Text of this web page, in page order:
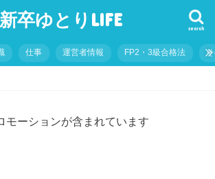
新卒ゆとりLIFE search
仕事 運営者情報 FP2・3級合格法
ーションが含まれています